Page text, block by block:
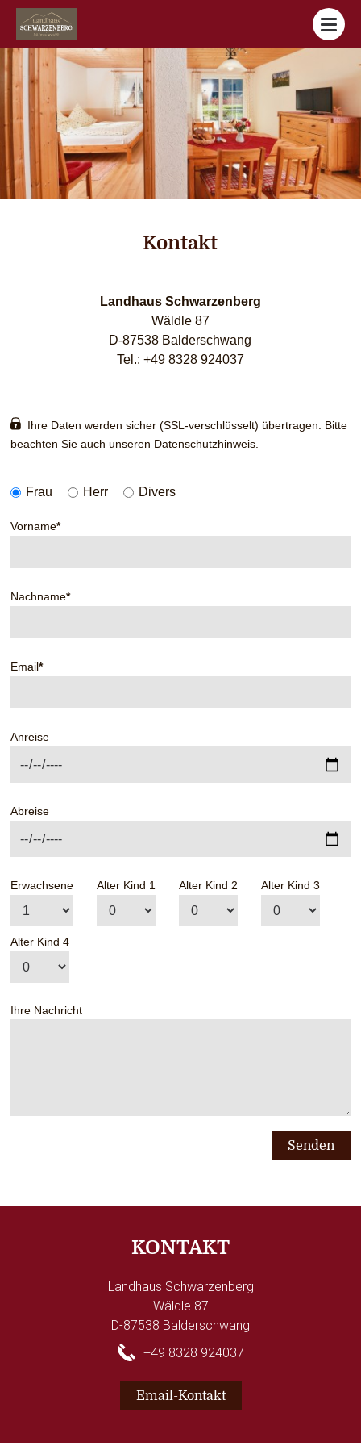
direkt zur Navigation
direkt zum Inhalt
Kontakt
Landhaus Schwarzenberg
Wäldle 87
D-87538 Balderschwang
Tel.: +49 8328 924037
Ihre Daten werden sicher (SSL-verschlüsselt) übertragen. Bitte
beachten Sie auch unseren Datenschutzhinweis.
Frau Herr Divers
Vorname*
Nachname*
Email*
Anreise
Abreise
Erwachsene Alter Kind 1 Alter Kind 2 Alter Kind 3
Alter Kind 4
Ihre Nachricht
Senden
KONTAKT
Landhaus Schwarzenberg
Wäldle 87
D-87538 Balderschwang
+49 8328 924037
Email-Kontakt